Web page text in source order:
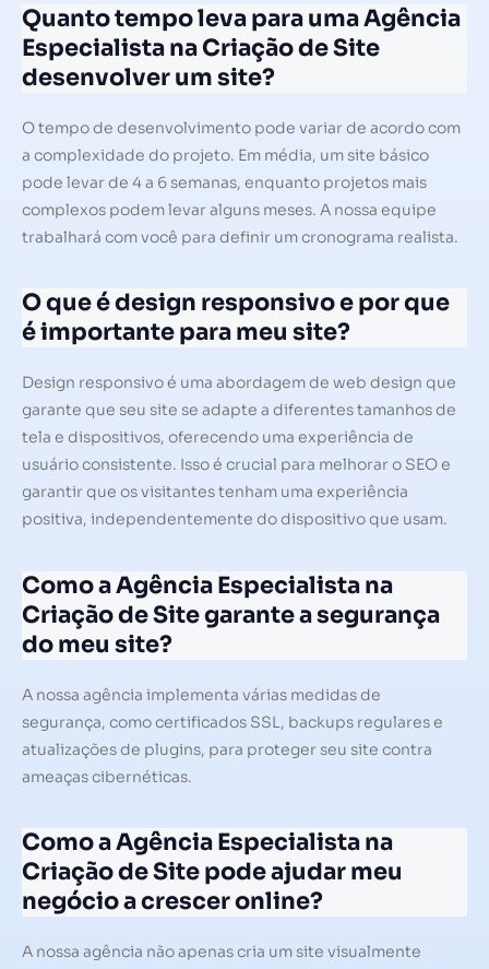
Quanto tempo leva para uma Agência
Especialista na Criação de Site
desenvolver um site?
O tempo de desenvolvimento pode variar de acordo com
a complexidade do projeto. Em média, um site básico
pode levar de 4 a 6 semanas, enquanto projetos mais
complexos podem levar alguns meses. A nossa equipe
trabalhará com você para definir um cronograma realista.
O que é design responsivo e por que
é importante para meu site?
Design responsivo é uma abordagem de web design que
garante que seu site se adapte a diferentes tamanhos de
tela e dispositivos, oferecendo uma experiência de
usuário consistente. Isso é crucial para melhorar o SEO e
garantir que os visitantes tenham uma experiência
positiva, independentemente do dispositivo que usam.
Como a Agência Especialista na
Criação de Site garante a segurança
do meu site?
A nossa agência implementa várias medidas de
segurança, como certificados SSL, backups regulares e
atualizações de plugins, para proteger seu site contra
ameaças cibernéticas.
Como a Agência Especialista na
Criação de Site pode ajudar meu
negócio a crescer online?
A nossa agência não apenas cria um site visualmente